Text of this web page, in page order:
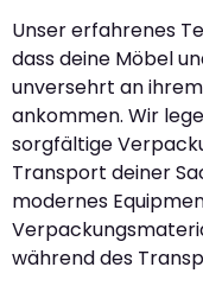
Unser erfahrenes
dass deine Möbel
unversehrt an
ankommen. Wir
sorgfältige
Transport deiner
modernes
während des